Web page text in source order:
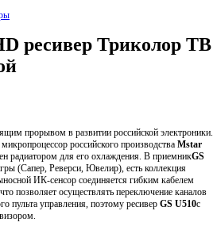
ресивер Триколор ТВ
прорывом в развитии российской электроники.
российского производства Mstar
радиатором для его охлаждения. В приемникGS
(Сапер, Реверси, Ювелир), есть коллекция
ИК-сенсор соединяется гибким кабелем
позволяет осуществлять переключение каналов
пульта управления, поэтому ресивер GS U510с